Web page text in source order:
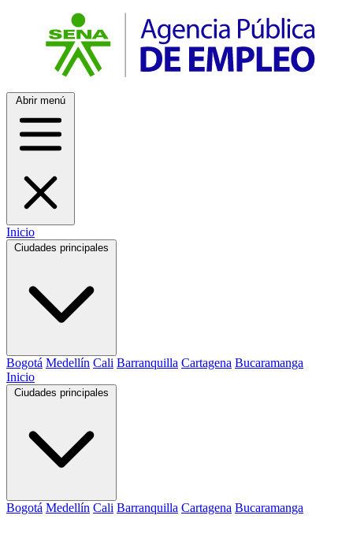
Abrir menú
Inicio
Bogotá Medellín Cali Barranquilla Cartagena Bucaramanga
Inicio
Bogotá Medellín Cali Barranquilla Cartagena Bucaramanga